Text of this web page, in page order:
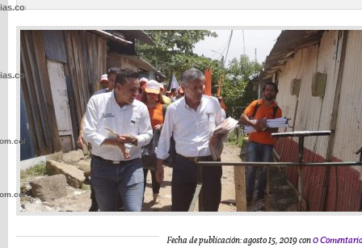
Fecha de publicación: agosto 15, 2019 con0
wp-
wp-
wp-
wp-